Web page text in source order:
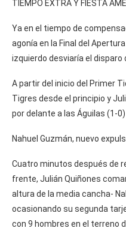
TIEMPO EXTRA Y FIESTA
Ya en el tiempo de
agonía en la Final del
izquierdo desviaría el disparo
A partir del inicio del Primer
Tigres desde el principio y
por delante a las Águilas (1-0)
Nahuel Guzmán, nuevo
Cuatro minutos después de
frente, Julián Quiñones
altura de la media cancha-
ocasionando su segunda
con 9 hombres en el terreno